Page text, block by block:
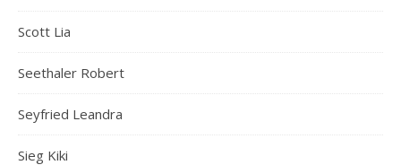
Scott Lia
Seethaler Robert
Seyfried Leandra
Sieg Kiki